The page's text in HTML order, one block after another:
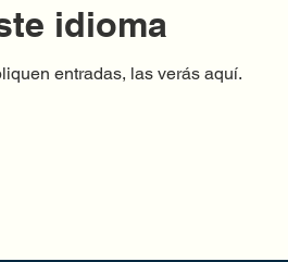
idioma
entradas, las verás aquí.